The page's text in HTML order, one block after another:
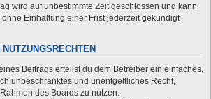
wird auf unbestimmte Zeit geschlossen und kann
Einhaltung einer Frist jederzeit gekündigt
Beitrags erteilst du dem Betreiber ein einfaches,
unbeschränktes und unentgeltliches Recht,
des Boards zu nutzen.